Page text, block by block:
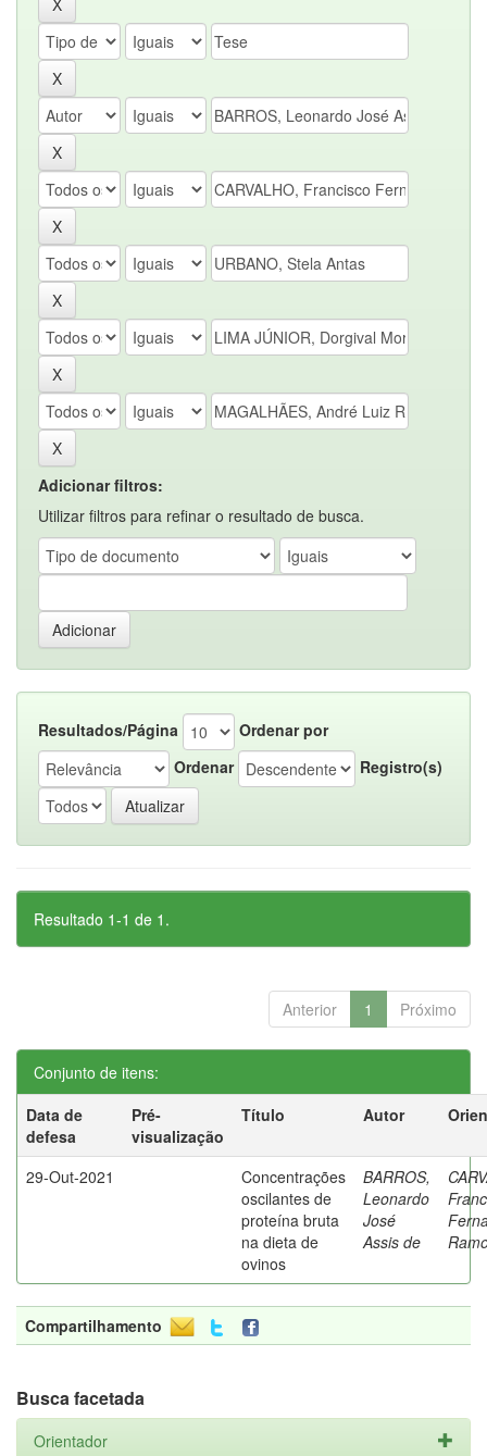
Adicionar filtros:
Utilizar filtros para refinar o resultado de busca.
Resultados/Página
Ordenar por
Ordenar
Registro(s)
Resultado 1-1 de 1.
Anterior 1 Próximo
Conjunto de itens:
Data de
defesa
Pré-
visualização
Título Autor
29-Out-2021
Concentrações
oscilantes de
proteína bruta
na dieta de
ovinos
BARROS,
Leonardo
José
Assis de
Compartilhamento
Busca facetada
Orientador